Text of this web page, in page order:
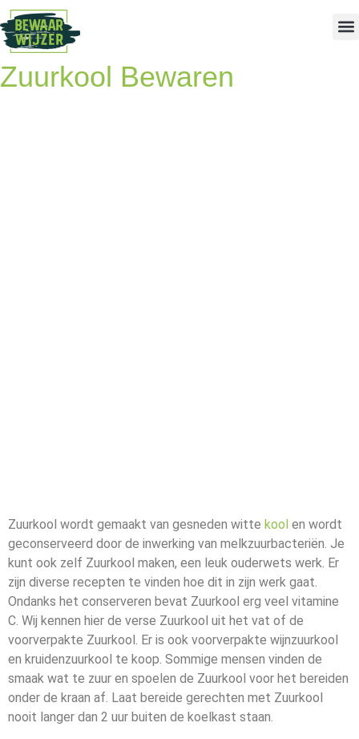
Zuurkool Bewaren
Zuurkool wordt gemaakt van gesneden witte kool en wordt
geconserveerd door de inwerking van melkzuurbacteriën. Je
kunt ook zelf Zuurkool maken, een leuk ouderwets werk. Er
zijn diverse recepten te vinden hoe dit in zijn werk gaat.
Ondanks het conserveren bevat Zuurkool erg veel vitamine
C. Wij kennen hier de verse Zuurkool uit het vat of de
voorverpakte Zuurkool. Er is ook voorverpakte wijnzuurkool
en kruidenzuurkool te koop. Sommige mensen vinden de
smaak wat te zuur en spoelen de Zuurkool voor het bereiden
onder de kraan af. Laat bereide gerechten met Zuurkool
nooit langer dan 2 uur buiten de koelkast staan.